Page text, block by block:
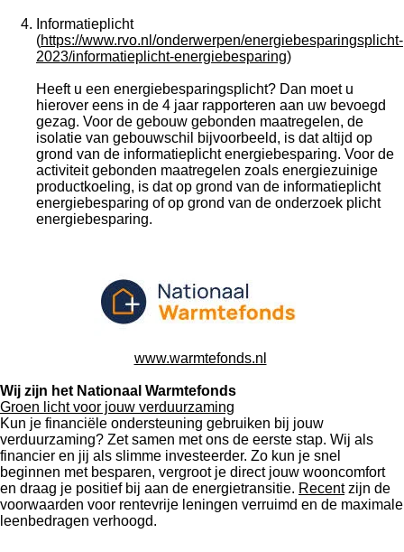
Informatieplicht
(https://www.rvo.nl/onderwerpen/energiebesparingsplicht-
2023/informatieplicht-energiebesparing)
Heeft u een energiebesparingsplicht? Dan moet u
hierover eens in de 4 jaar rapporteren aan uw bevoegd
gezag. Voor de gebouw gebonden maatregelen, de
isolatie van gebouwschil bijvoorbeeld, is dat altijd op
grond van de informatieplicht energiebesparing. Voor de
activiteit gebonden maatregelen zoals energiezuinige
productkoeling, is dat op grond van de informatieplicht
energiebesparing of op grond van de onderzoek plicht
energiebesparing.
www.warmtefonds.nl
Wij zijn het Nationaal Warmtefonds
Groen licht voor jouw verduurzaming
Kun je financiële ondersteuning gebruiken bij jouw
verduurzaming? Zet samen met ons de eerste stap. Wij als
financier en jij als slimme investeerder. Zo kun je snel
beginnen met besparen, vergroot je direct jouw wooncomfort
en draag je positief bij aan de energietransitie. Recent zijn de
voorwaarden voor rentevrije leningen verruimd en de maximale
leenbedragen verhoogd.